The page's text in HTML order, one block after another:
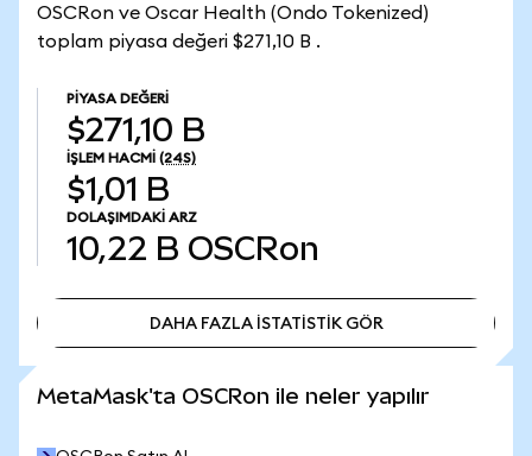
OSCRon ve Oscar Health (Ondo Tokenized)
toplam piyasa değeri $271,10 B .
PIYASA DEĞERI
$271,10 B
İŞLEM HACMI (24S)
$1,01 B
DOLAŞIMDAKI ARZ
10,22 B OSCRon
DAHA FAZLA İSTATİSTİK GÖR
MetaMask'ta OSCRon ile neler yapılır